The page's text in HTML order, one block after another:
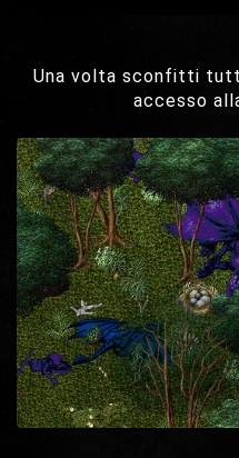
Una volta sconfitti
accesso